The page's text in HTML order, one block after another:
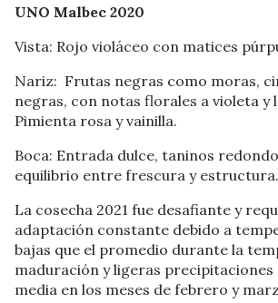
UNO Malbec 2020
Vista: Rojo violáceo con matices
Nariz: Frutas negras como moras,
negras, con notas florales a violeta y
Pimienta rosa y vainilla.
Boca: Entrada dulce, taninos
equilibrio entre frescura y estructura.
La cosecha 2021 fue desafiante y
adaptación constante debido a
bajas que el promedio durante la
maduración y ligeras precipitaciones
media en los meses de febrero y